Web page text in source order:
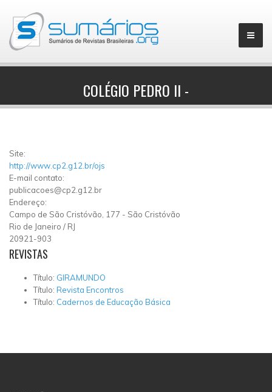
▼
COLÉGIO PEDRO II -
Site:
http://www.cp2.g12.br/ojs
E-mail contato:
publicacoes@cp2.g12.br
Endereço:
Campo de São Cristóvão, 177 - São Cristóvão
Rio de Janeiro / RJ
20921-903
REVISTAS
Título: GIRAMUNDO
Título: Revista Encontros
Título: Cadernos de Educação Básica